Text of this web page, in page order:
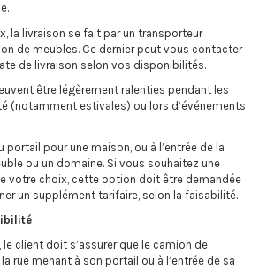
la livraison se fait par un transporteur
de meubles. Ce dernier peut vous contacter
de livraison selon vos disponibilités.
être légèrement ralenties pendant les
(notamment estivales) ou lors d’événements
portail pour une maison, ou à l’entrée de la
ou un domaine. Si vous souhaitez une
votre choix, cette option doit être demandée
un supplément tarifaire, selon la faisabilité.
client doit s’assurer que le camion de
rue menant à son portail ou à l’entrée de sa